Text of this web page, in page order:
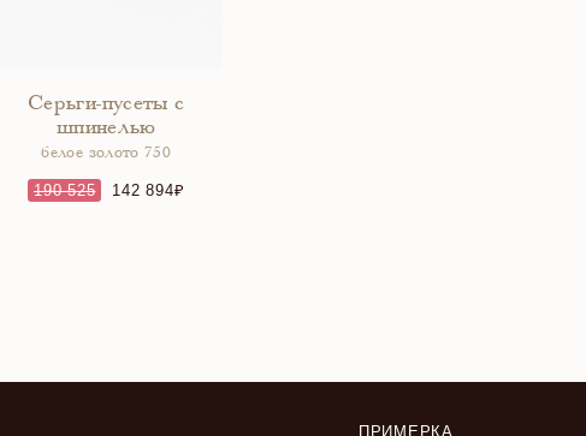
Серьги-пусеты с
шпинелью
белое золото 750
190 525 142 894
ПРИМЕРКА